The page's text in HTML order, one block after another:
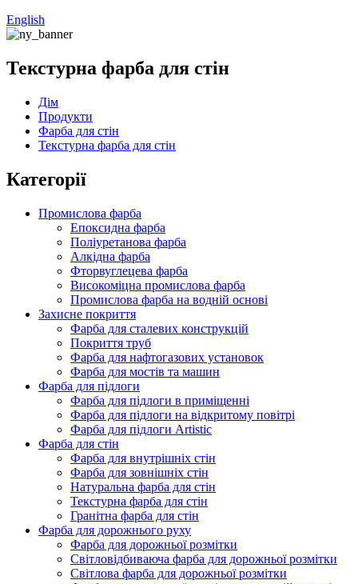
English
Текстурна фарба для стін
Дім
Продукти
Фарба для стін
Текстурна фарба для стін
Категорії
Промислова фарба
Епоксидна фарба
Поліуретанова фарба
Алкідна фарба
Фторвуглецева фарба
Високоміцна промислова фарба
Промислова фарба на водній основі
Захисне покриття
Фарба для сталевих конструкцій
Покриття труб
Фарба для нафтогазових установок
Фарба для мостів та машин
Фарба для підлоги
Фарба для підлоги в приміщенні
Фарба для підлоги на відкритому повітрі
Фарба для підлоги Artistic
Фарба для стін
Фарба для внутрішніх стін
Фарба для зовнішніх стін
Натуральна фарба для стін
Текстурна фарба для стін
Гранітна фарба для стін
Фарба для дорожнього руху
Фарба для дорожньої розмітки
Світловідбиваюча фарба для дорожньої розмітки
Світлова фарба для дорожньої розмітки